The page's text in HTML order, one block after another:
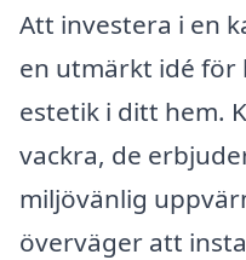
Att investera i en
en utmärkt idé för
estetik i ditt hem.
vackra, de
miljövänlig
överväger att